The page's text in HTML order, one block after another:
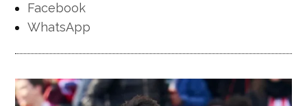
Facebook
WhatsApp